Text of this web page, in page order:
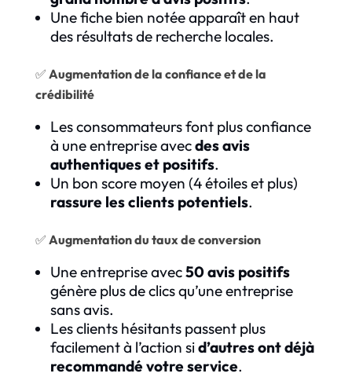
Une fiche bien notée apparaît en haut
des résultats de recherche locales.
✅ Augmentation de la confiance et de la
crédibilité
Les consommateurs font plus confiance
à une entreprise avecdes avis
authentiques et positifs.
Un bon score moyen (4 étoiles et plus)
rassure les clients potentiels.
✅ Augmentation du taux de conversion
Une entreprise avec50 avis positifs
génère plus de clics qu’une entreprise
sans avis.
Les clients hésitants passent plus
facilement à l’action sid’autres ont déjà
recommandé votre service.